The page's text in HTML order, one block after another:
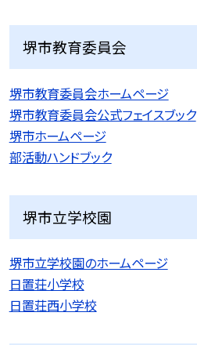
堺市教育委員会
堺市教育委員会ホームページ
堺市教育委員会公式フェイスブック
堺市ホームページ
部活動ハンドブック
堺市立学校園
堺市立学校園のホームページ
日置荘小学校
日置荘西小学校